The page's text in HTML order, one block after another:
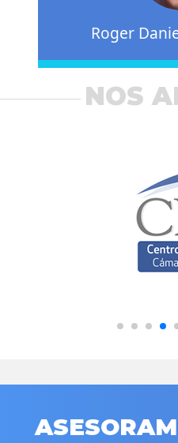
Roger
NOS